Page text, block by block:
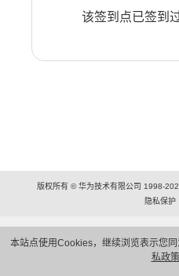
本站点使用Cookies，继续浏览表示您
私政
该签到点已签到
版权所有 © 华为技术有限公司 1998-
隐私保护